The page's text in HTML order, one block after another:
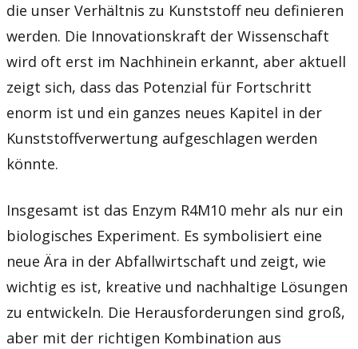
die unser Verhältnis zu Kunststoff neu definieren
werden. Die Innovationskraft der Wissenschaft
wird oft erst im Nachhinein erkannt, aber aktuell
zeigt sich, dass das Potenzial für Fortschritt
enorm ist und ein ganzes neues Kapitel in der
Kunststoffverwertung aufgeschlagen werden
könnte.
Insgesamt ist das Enzym R4M10 mehr als nur ein
biologisches Experiment. Es symbolisiert eine
neue Ära in der Abfallwirtschaft und zeigt, wie
wichtig es ist, kreative und nachhaltige Lösungen
zu entwickeln. Die Herausforderungen sind groß,
aber mit der richtigen Kombination aus